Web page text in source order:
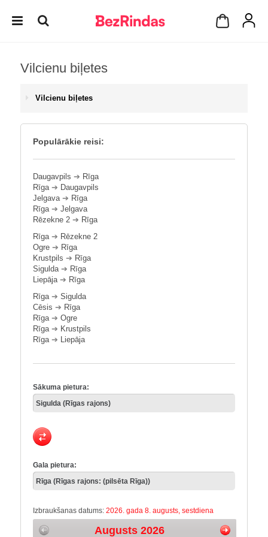
Vilcienu biļetes
Vilcienu biļetes
Populārākie reisi:
Daugavpils ➔ Rīga
Rīga➔ Daugavpils
Jelgava➔ Rīga
Rīga➔ Jelgava
Rēzekne 2 ➔ Rīga
Rīga➔ Rēzekne 2
Ogre ➔ Rīga
Krustpils ➔ Rīga
Sigulda➔ Rīga
Liepāja➔ Rīga
Rīga➔ Sigulda
Cēsis ➔ Rīga
Rīga➔ Ogre
Rīga➔ Krustpils
Rīga➔ Liepāja
Sākuma pietura:
Gala pietura:
Izbraukšanas datums: 2026. gada 8. augusts, sestdiena
Augusts 2026